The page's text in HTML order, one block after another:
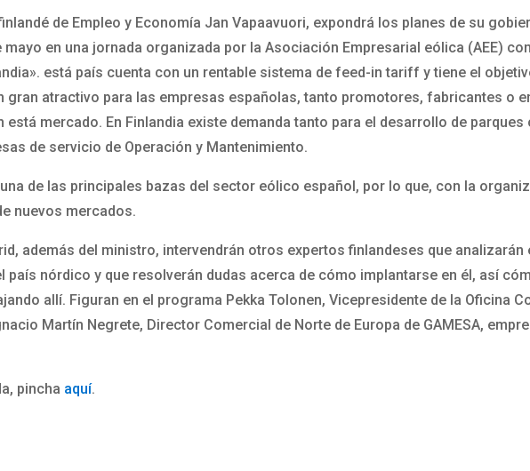
de Empleo y Economía Jan Vapaavuori, expondrá los planes de su
en una jornada organizada por la Asociación Empresarial eólica (AEE)
está país cuenta con un rentable sistema de feed-in tariff y tiene el
gran atractivo para las empresas españolas, tanto promotores, fabricantes o
mercado. En Finlandia existe demanda tanto para el desarrollo de
de servicio de Operación y Mantenimiento.
de las principales bazas del sector eólico español, por lo que, con la
nuevos mercados.
además del ministro, intervendrán otros expertos finlandeses que
nórdico y que resolverán dudas acerca de cómo implantarse en él, así
allí. Figuran en el programa Pekka Tolonen, Vicepresidente de la Oficina
Martín Negrete, Director Comercial de Norte de Europa de GAMESA,
pincha aquí.